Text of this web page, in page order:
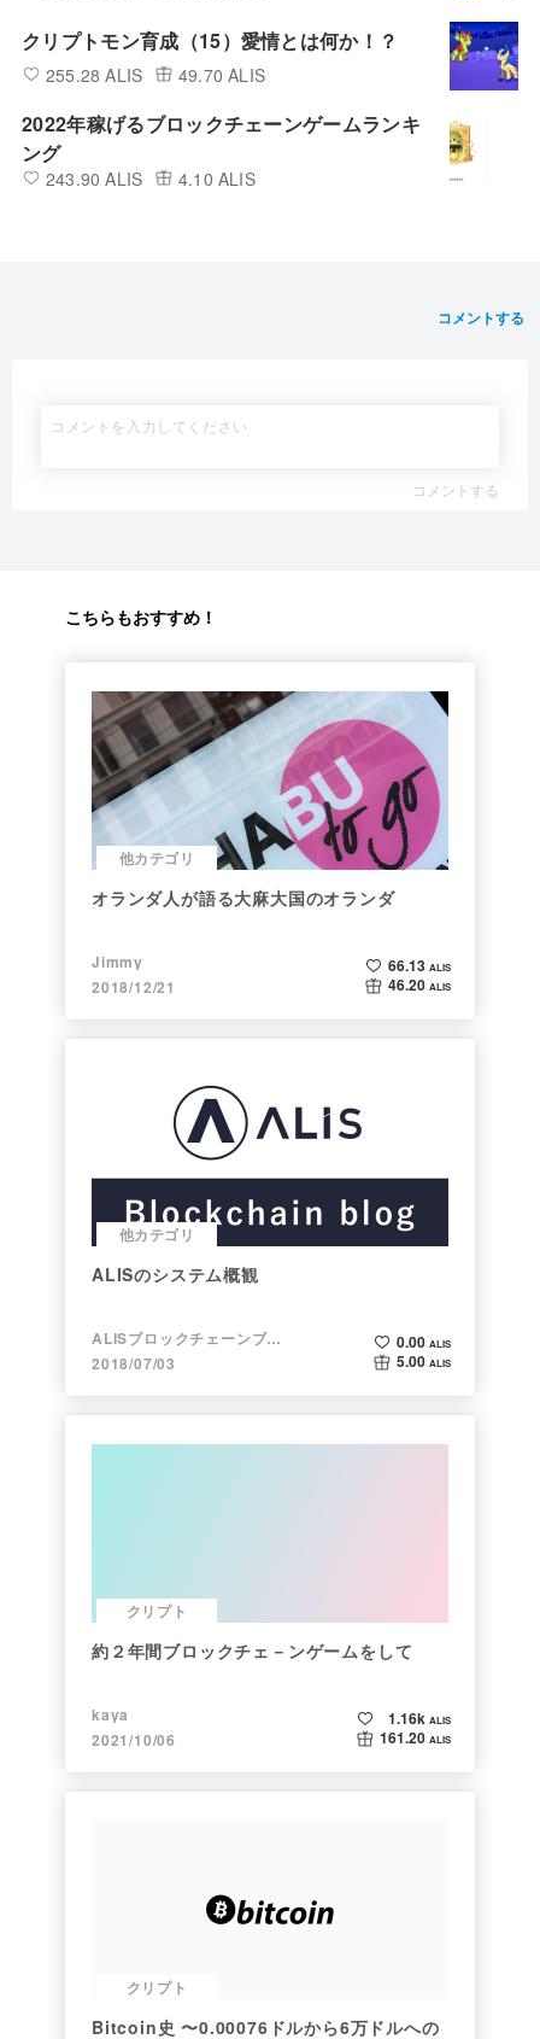
クリプトモン育成（15）愛情とは何か！？
255.28 ALIS 49.70 ALIS
2022年稼げるブロックチェーンゲームランキ
ング
243.90 ALIS 4.10 ALIS
コメントする
コメントする
こちらもおすすめ！
他カテゴリ
オランダ人が語る大麻大国のオランダ
Jimmy
2018/12/21
66.13 ALIS
46.20 ALIS
他カテゴリ
ALISのシステム概観
ALISブロックチェーンブログ
2018/07/03
0.00 ALIS
5.00 ALIS
クリプト
約２年間ブロックチェ－ンゲームをして
kaya
2021/10/06
1.16k ALIS
161.20 ALIS
クリプト
Bitcoin史 〜0.00076ドルから6万ドルへの